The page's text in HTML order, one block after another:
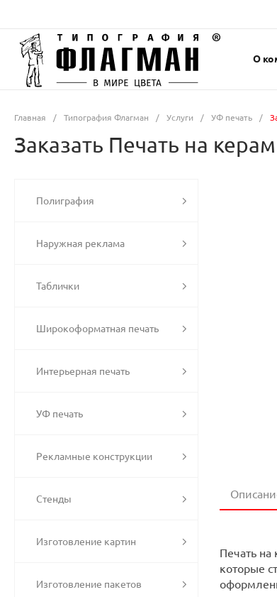
О
Главная / Типография Флагман / Услуги / УФ печать /
Заказать Печать на
Полиграфия
Наружная реклама
Таблички
Широкоформатная печать
Интерьерная печать
УФ печать
Рекламные конструкции
Стенды
Изготовление картин
Изготовление пакетов
Печать на
которые